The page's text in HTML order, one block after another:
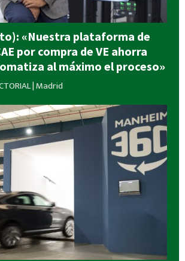
«Nuestra plataforma de
por compra de VE ahorra
al máximo el proceso»
|Madrid